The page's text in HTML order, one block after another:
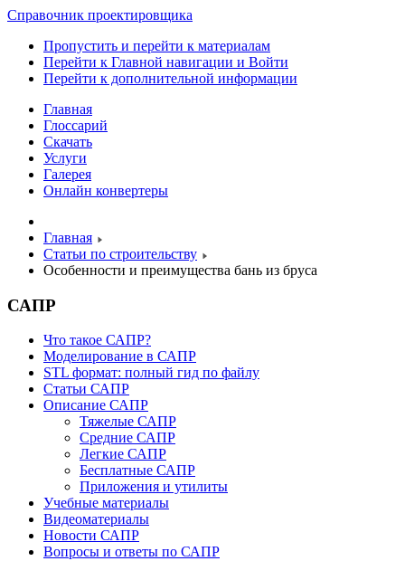
Справочник проектировщика
Пропустить и перейти к материалам
Перейти к Главной навигации и Войти
Перейти к дополнительной информации
Главная
Глоссарий
Скачать
Услуги
Галерея
Онлайн конвертеры
Главная
Статьи по строительству
Особенности и преимущества бань из бруса
САПР
Что такое САПР?
Моделирование в САПР
STL формат: полный гид по файлу
Статьи САПР
Описание САПР
Тяжелые САПР
Средние САПР
Легкие САПР
Бесплатные САПР
Приложения и утилиты
Учебные материалы
Видеоматериалы
Новости САПР
Вопросы и ответы по САПР